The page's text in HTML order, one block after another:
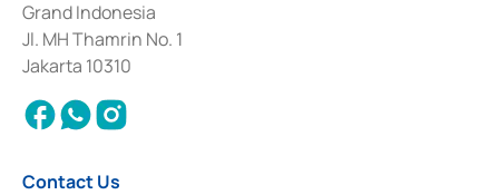
2017 and other business licenses from Bank Indonesia as a Supporting
Institution for the Issuance, Transaction, and Administration and
Settlement of Commercial Paper Transactions whose license was issued in
2018.
Grand Indonesia
Jl. MH Thamrin No. 1
Jakarta 10310
Contact Us